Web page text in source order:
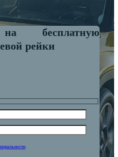
бесплатную
рейки
.